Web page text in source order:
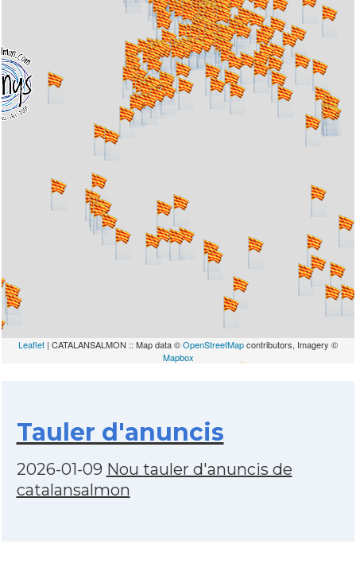
Leaflet | CATALANSALMON :: Map data ©OpenStreetMapcontributors, Imagery ©
Mapbox
Tauler d'anuncis
2026-01-09 Nou tauler d'anuncis de
catalansalmon